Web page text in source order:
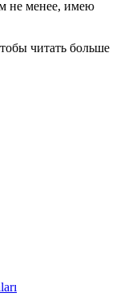
не менее, имею
читать больше